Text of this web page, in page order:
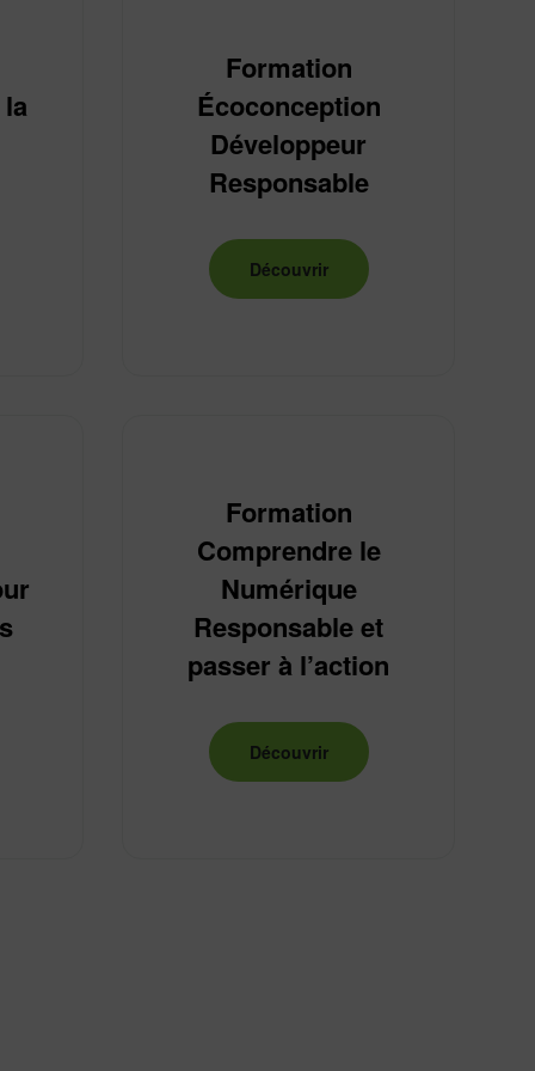
Formation
Écoconception
Développeur
Responsable
Découvrir
Formation
Comprendre le
Numérique
Responsable et
passer à l’action
Découvrir